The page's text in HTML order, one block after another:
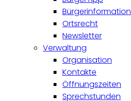
Ortsrecht
Newsletter
Verwaltung
Organisation
Kontakte
Öffnungszeiten
Sprechstunden